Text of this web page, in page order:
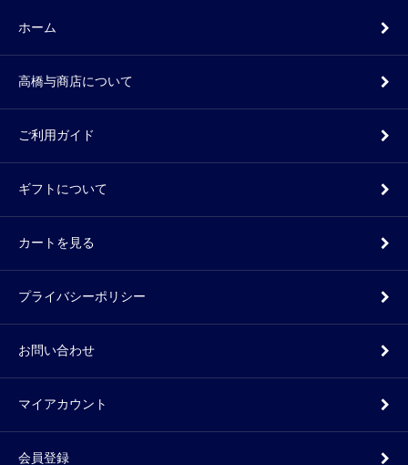
ホーム
高橋与商店について
ご利用ガイド
ギフトについて
カートを見る
プライバシーポリシー
お問い合わせ
マイアカウント
会員登録